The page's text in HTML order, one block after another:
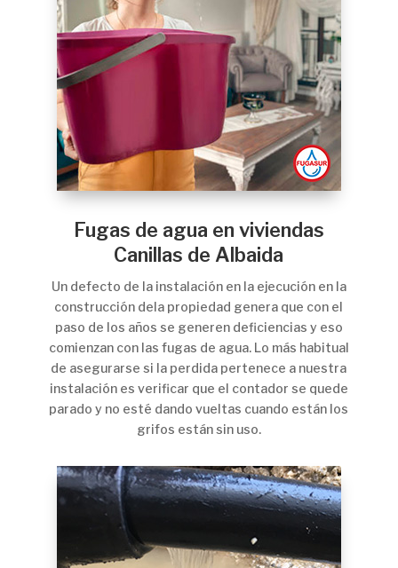
Fugas de agua en viviendas
Canillas de Albaida
Un defecto de la instalación en la ejecución en la
construcción dela propiedad genera que con el
paso de los años se generen deficiencias y eso
comienzan con las fugas de agua. Lo más habitual
de asegurarse si la perdida pertenece a nuestra
instalación es verificar que el contador se quede
parado y no esté dando vueltas cuando están los
grifos están sin uso.